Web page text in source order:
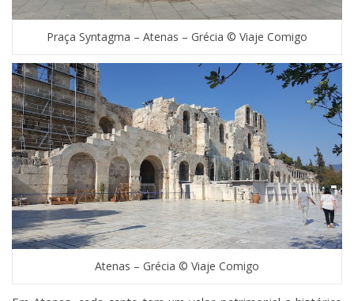
Praça Syntagma – Atenas – Grécia © Viaje Comigo
Atenas – Grécia © Viaje Comigo